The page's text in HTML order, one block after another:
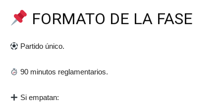
FORMATO DE LA FASE
Partido único.
90 minutos reglamentarios.
Si empatan: